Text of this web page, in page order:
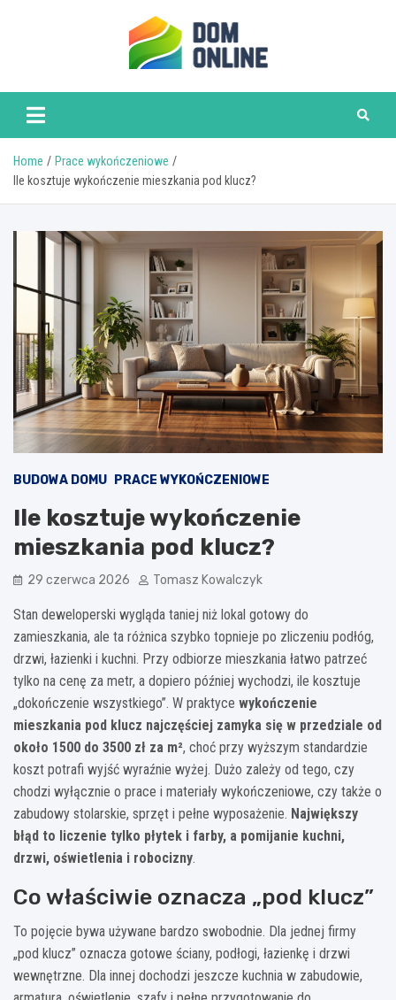
www.domonline.pl
Home
Prace wykończeniowe
Ile kosztuje wykończenie mieszkania pod klucz?
BUDOWA DOMU PRACE WYKOŃCZENIOWE
Ile kosztuje wykończenie
mieszkania pod klucz?
29 czerwca 2026 Tomasz Kowalczyk
Stan deweloperski wygląda taniej niż lokal gotowy do
zamieszkania, ale ta różnica szybko topnieje po zliczeniu podłóg,
drzwi, łazienki i kuchni. Przy odbiorze mieszkania łatwo patrzeć
tylko na cenę za metr, a dopiero później wychodzi, ile kosztuje
„dokończenie wszystkiego”. W praktyce wykończenie
mieszkania pod klucz najczęściej zamyka się w przedziale od
około 1500 do 3500 zł za m², choć przy wyższym standardzie
koszt potrafi wyjść wyraźnie wyżej. Dużo zależy od tego, czy
chodzi wyłącznie o prace i materiały wykończeniowe, czy także o
zabudowy stolarskie, sprzęt i pełne wyposażenie. Największy
błąd to liczenie tylko płytek i farby, a pomijanie kuchni,
drzwi, oświetlenia i robocizny.
Co właściwie oznacza „pod klucz”
To pojęcie bywa używane bardzo swobodnie. Dla jednej firmy
„pod klucz” oznacza gotowe ściany, podłogi, łazienkę i drzwi
wewnętrzne. Dla innej dochodzi jeszcze kuchnia w zabudowie,